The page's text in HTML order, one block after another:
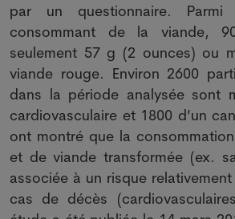
par un questionnaire. Parmi
consommant de la viande,
seulement 57 g (2 ounces) ou
viande rouge. Environ 2600
dans la période analysée sont
cardiovasculaire et 1800 d’un
ont montré que la
et de viande transformée (ex.
associée à un risque
cas de décès